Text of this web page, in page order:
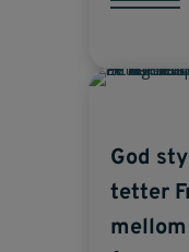
God
tetter